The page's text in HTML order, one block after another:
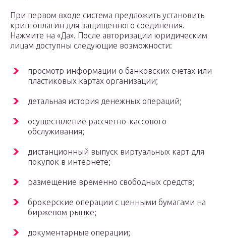
При первом входе система предложить установить
криптоплагин для защищенного соединения.
Нажмите на «Да». После авторизации юридическим
лицам доступны следующие возможности:
просмотр информации о банковских счетах или
пластиковых картах организации;
детальная история денежных операций;
осуществление рассчетно-кассового
обслуживания;
дистанционный выпуск виртуальных карт для
покупок в интернете;
размещение временно свободных средств;
брокерские операции с ценными бумагами на
биржевом рынке;
документарные операции;